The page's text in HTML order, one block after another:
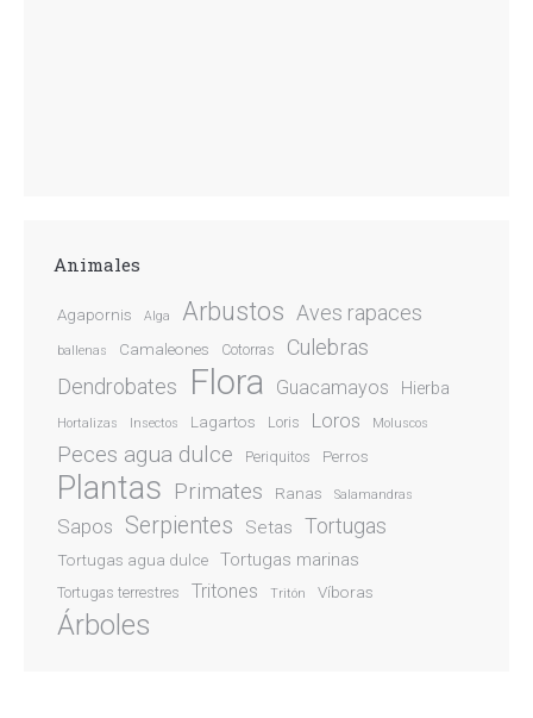
Animales
Agapornis Alga Arbustos Aves rapaces
ballenas Camaleones Cotorras Culebras
Dendrobates Flora Guacamayos Hierba
Hortalizas Insectos Lagartos Loris Loros Moluscos
Peces agua dulce Periquitos Perros
Plantas Primates Ranas Salamandras
Sapos Serpientes Setas Tortugas
Tortugas agua dulce Tortugas marinas
Tortugas terrestres Tritones Tritón Víboras
Árboles